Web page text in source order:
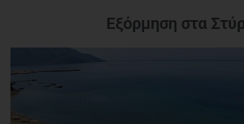
Εξόρμηση στα